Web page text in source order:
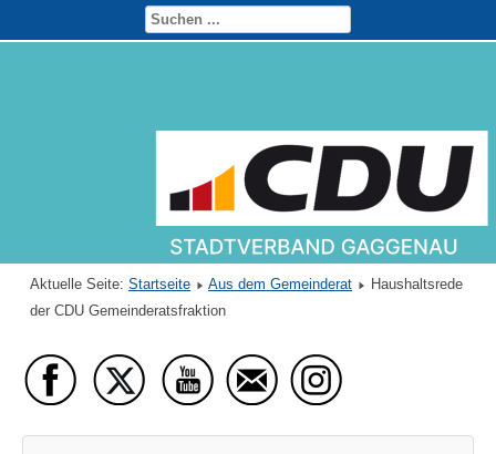
Aktuelle Seite: Startseite Aus dem Gemeinderat
Haushaltsrede
der CDU Gemeinderatsfraktion